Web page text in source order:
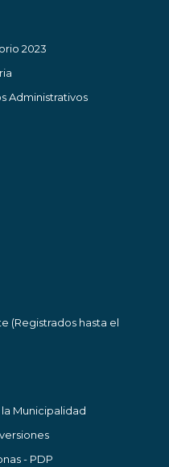
2023
Administrativos
(Registrados hasta el
Municipalidad
- PDP